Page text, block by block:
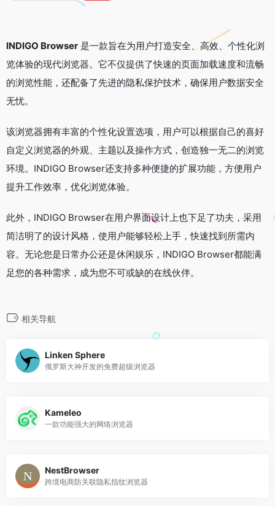
INDIGO Browser 是一款旨在为用户打造安全、高效、个性化浏
览体验的现代浏览器。它不仅提供了快速的页面加载速度和流畅
的浏览性能，还配备了先进的隐私保护技术，确保用户数据安全
无忧。
该浏览器拥有丰富的个性化设置选项，用户可以根据自己的喜好
自定义浏览器的外观、主题以及操作方式，创造独一无二的浏览
环境。INDIGO Browser还支持多种便捷的扩展功能，方便用户
提升工作效率，优化浏览体验。
此外，INDIGO Browser在用户界面设计上也下足了功夫，采用
简洁明了的设计风格，使用户能够轻松上手，快速找到所需内
容。无论您是日常办公还是休闲娱乐，INDIGO Browser都能满
足您的各种需求，成为您不可或缺的在线伙伴。
相关导航
Linken Sphere
俄罗斯大神开发的免费超级浏览器
Kameleo
一款功能强大的网络浏览器
NestBrowser
跨境电商防关联隐私指纹浏览器